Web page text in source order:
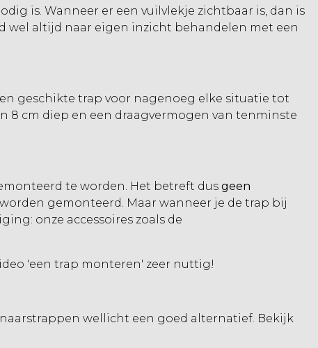
is. Wanneer er een vuilvlekje zichtbaar is, dan is
wel altijd naar eigen inzicht behandelen met een
geschikte trap voor nagenoeg elke situatie tot
8 cm diep en een draagvermogen van tenminste
te worden. Het betreft dus geen
gemonteerd. Maar wanneer je de trap bij
onze accessoires zoals de
o 'een trap monteren' zeer nuttig!
wellicht een goed alternatief. Bekijk